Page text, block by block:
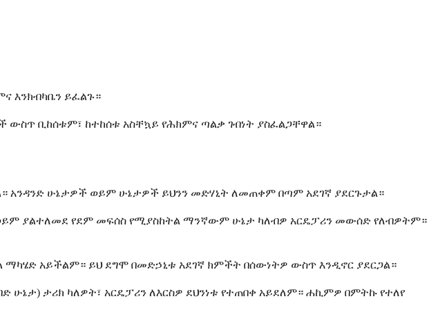
እንክብካቤን ይፈልጉ።
ውስጥ ቢከሰቱም፣ ከተከሰቱ አስቸኳይ የሕክምና ጣልቃ ገብነት ያስፈልጋቸዋል።
አንዳንድ ሁኔታዎች ወይም ሁኔታዎች ይህንን መድሃኒት ለመጠቀም በጣም አደገኛ ያደርጉታል።
ያልተለመደ የደም መፍሰስ የሚያስከትል ማንኛውም ሁኔታ ካለብዎ አርዴፓሪን መውሰድ የለብዎትም።
አይችልም። ይህ ደግሞ በመድኃኒቱ አደገኛ ክምችት በሰውነትዎ ውስጥ እንዲኖር ያደርጋል።
ሁኔታ) ታሪክ ካለዎት፣ አርዴፓሪን ለእርስዎ ደህንነቱ የተጠበቀ አይደለም። ሐኪምዎ በምትኩ የተለየ